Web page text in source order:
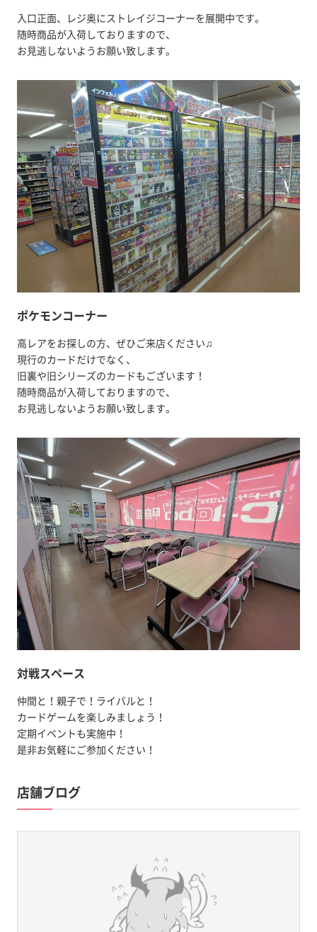
入口正面、レジ奥にストレイジコーナーを展開中です。
随時商品が入荷しておりますので、
お見逃しないようお願い致します。
ポケモンコーナー
高レアをお探しの方、ぜひご来店ください♫
現行のカードだけでなく、
旧裏や旧シリーズのカードもございます！
随時商品が入荷しておりますので、
お見逃しないようお願い致します。
対戦スペース
仲間と！親子で！ライバルと！
カードゲームを楽しみましょう！
定期イベントも実施中！
是非お気軽にご参加ください！
店舗ブログ